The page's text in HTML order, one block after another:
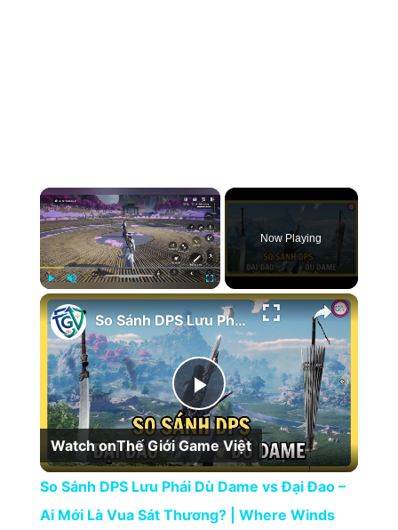
×
Play Unmute Fullscreen
Now Playing
×
Play Video
So Sánh DPS Lưu Phái Dù Dame vs Đại Đao – Ai Mới Là Vua Sát Thương? | Where Winds Meet
Watch onThế Giới Game Việt
So Sánh DPS Lưu Phái Dù Dame vs Đại Đao –
Ai Mới Là Vua Sát Thương? | Where Winds